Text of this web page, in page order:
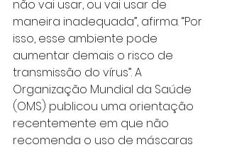
não vai usar, ou vai usar de
maneira inadequada”, afirma. “Por
isso, esse ambiente pode
aumentar demais o risco de
transmissão do vírus”. A
Organização Mundial da Saúde
(OMS) publicou uma orientação
recentemente em que não
recomenda o uso de máscaras